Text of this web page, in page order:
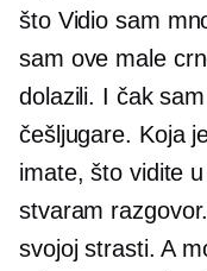
što Vidio sam
sam ove male
dolazili. I čak
češljugare. Koja
imate, što vidite
stvaram
svojoj strasti. A